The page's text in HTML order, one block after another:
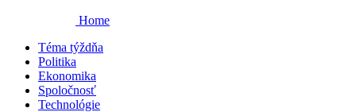
Home
Téma týždňa
Politika
Ekonomika
Spoločnosť
Technológie